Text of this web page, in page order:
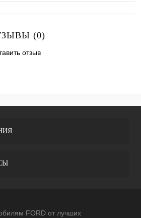
(0)
отзыв
FORD от лучших